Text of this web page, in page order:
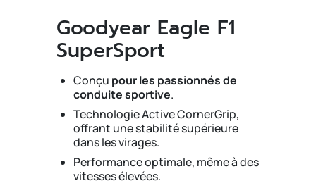
Goodyear Eagle F1
SuperSport
Conçu pour les passionnés de
conduite sportive.
Technologie Active CornerGrip,
offrant une stabilité supérieure
dans les virages.
Performance optimale, même à des
vitesses élevées.